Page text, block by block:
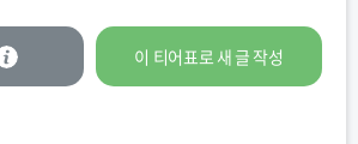
이 티어표로 새 글 작성